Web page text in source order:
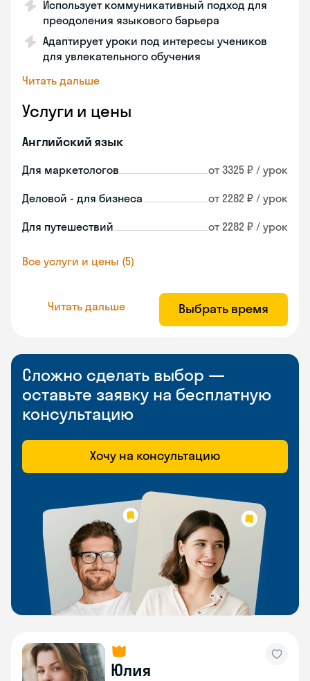
Использует коммуникативный подход для
преодоления языкового барьера
Адаптирует уроки под интересы учеников
для увлекательного обучения
Читать дальше
Услуги и цены
Английский язык
Для маркетологов от 3325 ₽ / урок
Деловой - для бизнеса от 2282 ₽ / урок
Для путешествий от 2282 ₽ / урок
Все услуги и цены (5)
Читать дальше Выбрать время
Сложно сделать выбор —
оставьте заявку на бесплатную
консультацию
Хочу на консультацию
Юлия